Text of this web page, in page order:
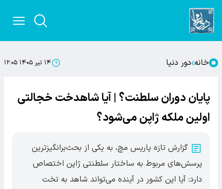
خانه دور دنیا ۱۴ تیر ۱۴۰۵ ۱۲:۰۵
پایان دوران سلطنت؟ | آیا شاهدخت خجالتی
اولین ملکه ژاپن می‌شود؟
گزارش تازه پاریس مچ، به یکی از بحث‌برانگیزترین
پرسش‌های مربوط به ساختار سلطنتی ژاپن اختصاص
دارد: آیا این کشور در آینده می‌تواند شاهد به تخت